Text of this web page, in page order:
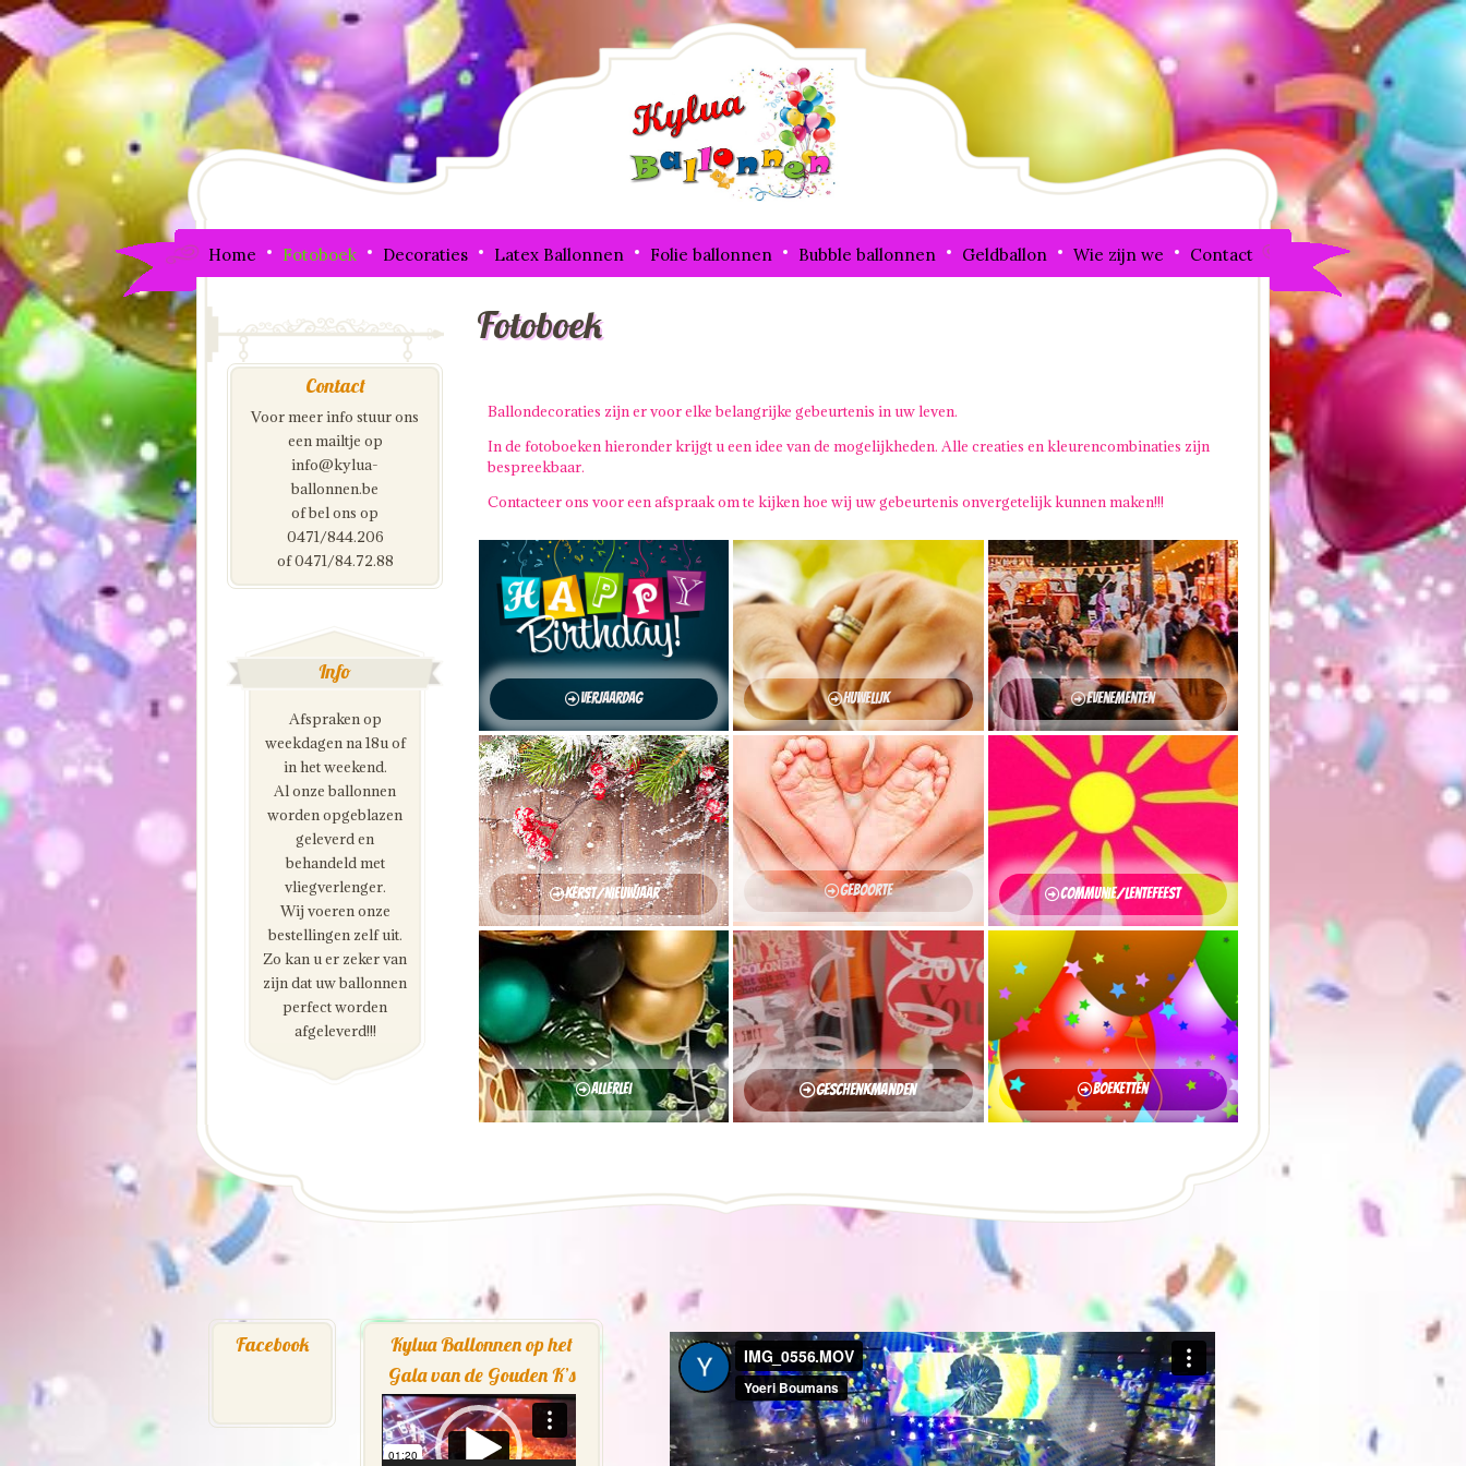
Home Fotoboek Decoraties Latex Ballonnen Folie ballonnen Bubble ballonnen Geldballon Wie zijn we Contact
Fotoboek
Ballondecoraties zijn er voor elke belangrijke gebeurtenis in uw leven.
In de fotoboeken hieronder krijgt u een idee van de mogelijkheden. Alle creaties en kleurencombinaties zijn
bespreekbaar.
Contacteer ons voor een afspraak om te kijken hoe wij uw gebeurtenis onvergetelijk kunnen maken!!!
Verjaardag Huwelijk Evenementen
Kerst/Nieuwjaar Geboorte Communie/Lentefeest
Allerlei Geschenkmanden Boeketten
Contact
Voor meer info stuur ons
een mailtje op
info@kylua-
ballonnen.be
of bel ons op
0471/844.206
of 0471/84.72.88
Info
Afspraken op
weekdagen na 18u of
in het weekend.
Al onze ballonnen
worden opgeblazen
geleverd en
behandeld met
vliegverlenger.
Wij voeren onze
bestellingen zelf uit.
Zo kan u er zeker van
zijn dat uw ballonnen
perfect worden
afgeleverd!!!
Facebook
Kylua Ballonnen op het
Gala van de Gouden K’s
Videospeler